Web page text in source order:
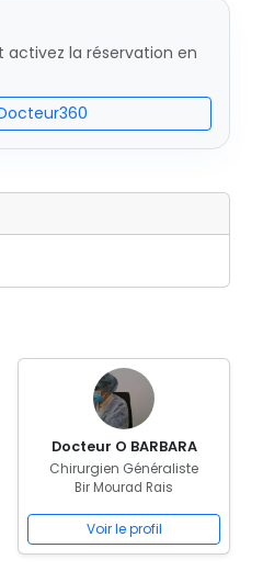
activez la réservation en
Docteur O BARBARA
Chirurgien Généraliste
Bir Mourad Rais
Voir le profil